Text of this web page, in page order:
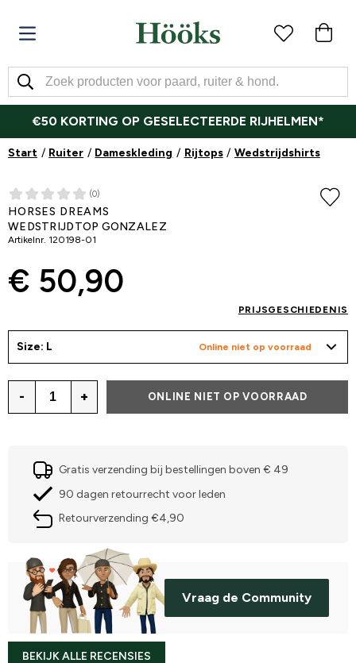
€50 KORTING OP GESELECTEERDE RIJHELMEN*
Start Ruiter Dameskleding Rijtops Wedstrijdshirts
(0)
HORSES DREAMS
WEDSTRIJDTOP GONZALEZ
Artikelnr. 120198-01
€ 50,90
PRIJSGESCHIEDENIS
Size: L Online niet op voorraad
- + ONLINE NIET OP VOORRAAD
Gratis verzending bij bestellingen boven € 49
90 dagen retourrecht voor leden
Retourverzending €4,90
Vraag de Community
BEKIJK ALLE RECENSIES